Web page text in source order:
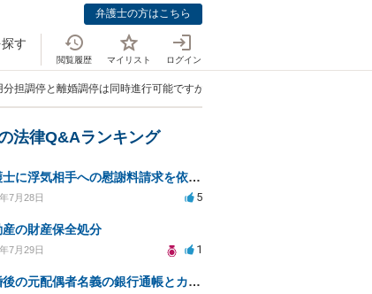
弁護士の方はこちら
す
閲覧履歴 マイリスト ログイン
担調停と離婚調停は同時進行可能ですか？」
法律Q&Aランキング
弁護士に浮気相手への慰謝料請求を依頼する費用相場は？
7月28日 5
産の財産保全処分
7月29日 1
離婚後の元配偶者名義の銀行通帳とカードの処分方法について